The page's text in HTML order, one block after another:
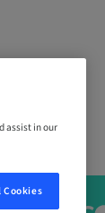
assist in our
Cookies